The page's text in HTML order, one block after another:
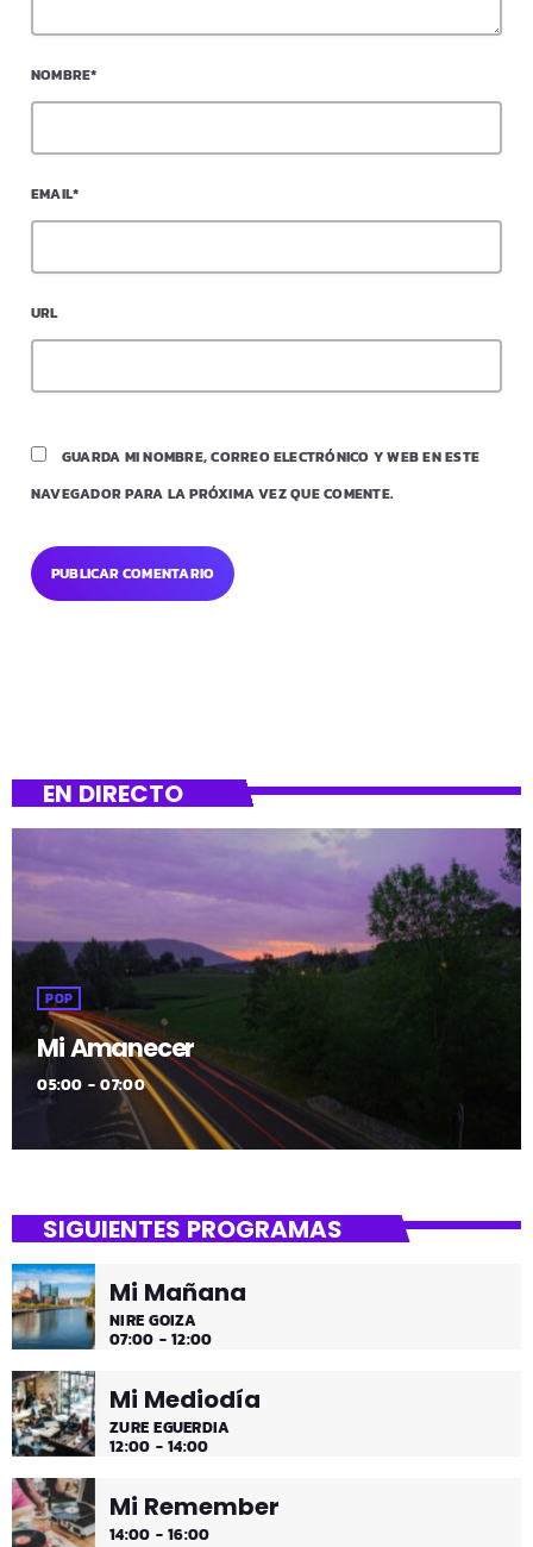
NOMBRE*
EMAIL*
URL
GUARDA MI NOMBRE, CORREO ELECTRÓNICO Y WEB EN ESTE
NAVEGADOR PARA LA PRÓXIMA VEZ QUE COMENTE.
EN DIRECTO
POP
Mi Amanecer
05:00 - 07:00
SIGUIENTES PROGRAMAS
Mi Mañana
NIRE GOIZA
07:00 - 12:00
Mi Mediodía
ZURE EGUERDIA
12:00 - 14:00
Mi Remember
14:00 - 16:00